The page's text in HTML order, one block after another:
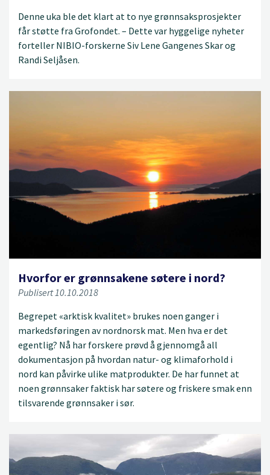
Denne uka ble det klart at to nye grønnsaksprosjekter
får støtte fra Grofondet. – Dette var hyggelige nyheter
forteller NIBIO-forskerne Siv Lene Gangenes Skar og
Randi Seljåsen.
Hvorfor er grønnsakene søtere i nord?
Publisert 10.10.2018
Begrepet «arktisk kvalitet» brukes noen ganger i
markedsføringen av nordnorsk mat. Men hva er det
egentlig? Nå har forskere prøvd å gjennomgå all
dokumentasjon på hvordan natur- og klimaforhold i
nord kan påvirke ulike matprodukter. De har funnet at
noen grønnsaker faktisk har søtere og friskere smak enn
tilsvarende grønnsaker i sør.